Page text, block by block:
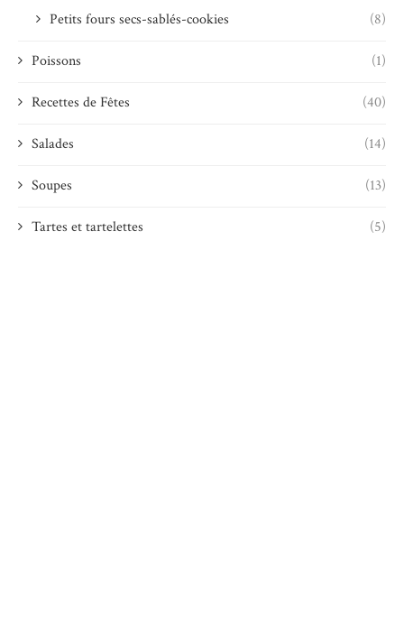
Petits fours secs-sablés-cookies (8)
Poissons (1)
Recettes de Fêtes (40)
Salades (14)
Soupes (13)
Tartes et tartelettes (5)